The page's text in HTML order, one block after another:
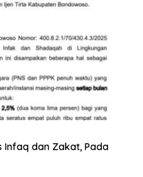
Infaq dan Zakat, Pada